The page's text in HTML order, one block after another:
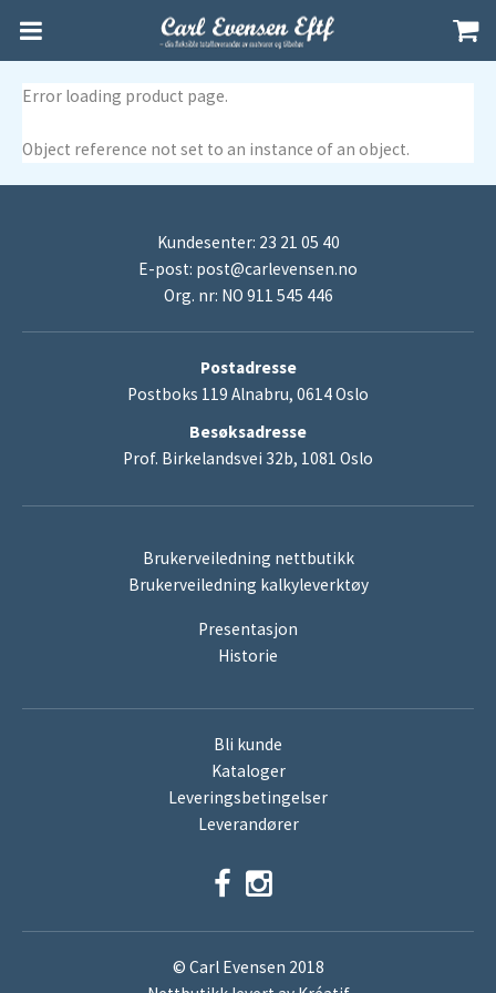
Error loading product page.
Object reference not set to an instance of an object.
Kundesenter: 23 21 05 40
E-post: post@carlevensen.no
Org. nr: NO 911 545 446
Postadresse
Postboks 119 Alnabru, 0614 Oslo
Besøksadresse
Prof. Birkelandsvei 32b, 1081 Oslo
Brukerveiledning nettbutikk
Brukerveiledning kalkyleverktøy
Presentasjon
Historie
Bli kunde
Kataloger
Leveringsbetingelser
Leverandører
© Carl Evensen 2018